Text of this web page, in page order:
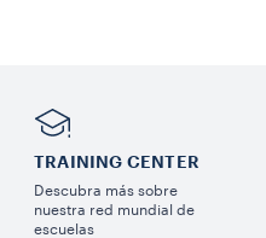
TRAINING CENTER
Descubra más sobre
nuestra red mundial de
escuelas